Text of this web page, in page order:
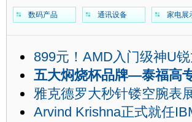
数码产品 通讯设备 家电展
899元！AMD入门级神U
五大焖烧杯品牌—泰福高
雅克德罗大秒针镂空腕表
Arvind Krishna正式就任